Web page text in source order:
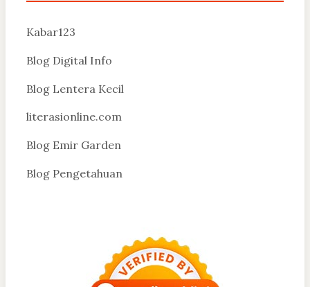
Kabar123
Blog Digital Info
Blog Lentera Kecil
literasionline.com
Blog Emir Garden
Blog Pengetahuan